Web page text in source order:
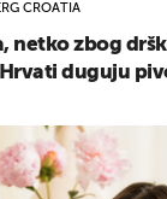
CROATIA
netko zbog
Hrvati duguju